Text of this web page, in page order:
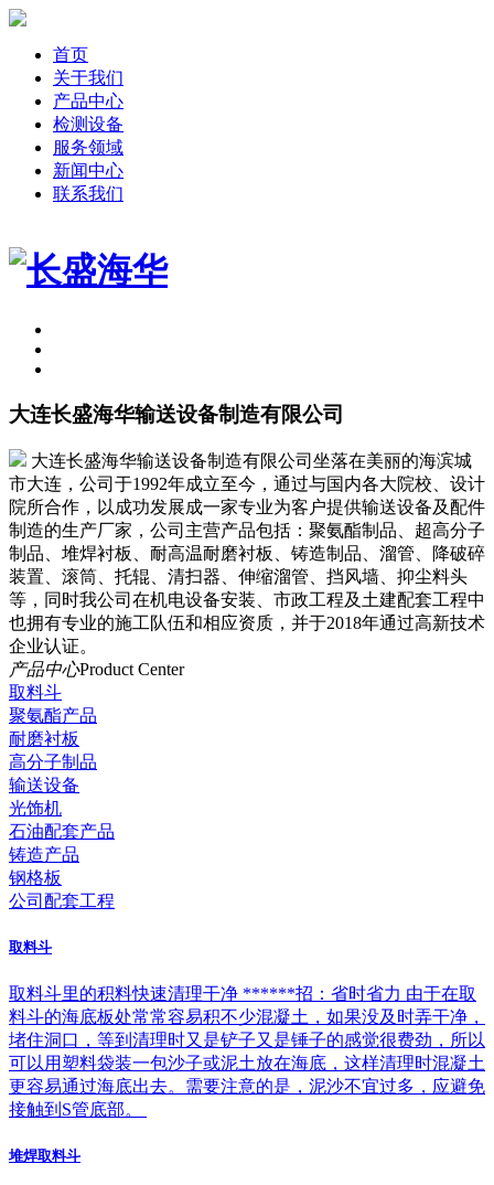
首页
关于我们
产品中心
检测设备
服务领域
新闻中心
联系我们
大连长盛海华输送设备制造有限公司
大连长盛海华输送设备制造有限公司坐落在美丽的海滨城
市大连，公司于1992年成立至今，通过与国内各大院校、设计
院所合作，以成功发展成一家专业为客户提供输送设备及配件
制造的生产厂家，公司主营产品包括：聚氨酯制品、超高分子
制品、堆焊衬板、耐高温耐磨衬板、铸造制品、溜管、降破碎
装置、滚筒、托辊、清扫器、伸缩溜管、挡风墙、抑尘料头
等，同时我公司在机电设备安装、市政工程及土建配套工程中
也拥有专业的施工队伍和相应资质，并于2018年通过高新技术
企业认证。
产品中心Product Center
取料斗
聚氨酯产品
耐磨衬板
高分子制品
输送设备
光饰机
石油配套产品
铸造产品
钢格板
公司配套工程
取料斗
取料斗里的积料快速清理干净 ******招：省时省力 由于在取
料斗的海底板处常常容易积不少混凝土，如果没及时弄干净，
堵住洞口，等到清理时又是铲子又是锤子的感觉很费劲，所以
可以用塑料袋装一包沙子或泥土放在海底，这样清理时混凝土
更容易通过海底出去。需要注意的是，泥沙不宜过多，应避免
接触到S管底部。
堆焊取料斗